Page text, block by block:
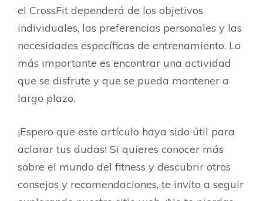
el CrossFit dependerá de los objetivos
individuales, las preferencias personales y las
necesidades específicas de entrenamiento. Lo
más importante es encontrar una actividad
que se disfrute y que se pueda mantener a
largo plazo.
¡Espero que este artículo haya sido útil para
aclarar tus dudas! Si quieres conocer más
sobre el mundo del fitness y descubrir otros
consejos y recomendaciones, te invito a seguir